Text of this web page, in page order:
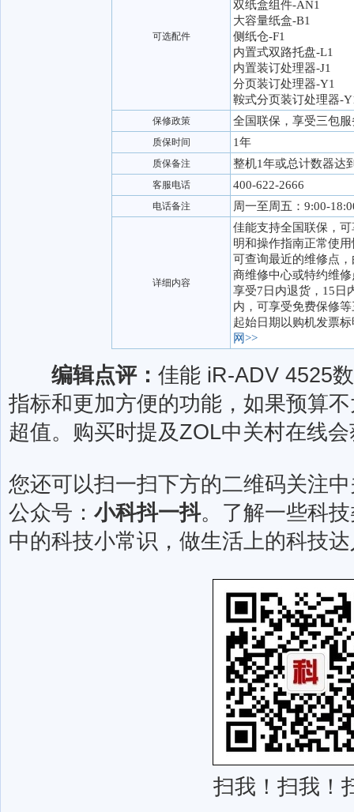
可选配件
双纸盒组件-AN1
大容量纸盒-B1
侧纸仓-F1
内置式双路托盘-L1
内置装订处理器-J1
分页装订处理器-Y1
鞍式分页装订处理器-
保修政策 全国联保，享受三包服
质保时间 1年
质保备注 整机1年或总计数器达
客服电话 400-622-2666
电话备注 周一至周五：9:00-
详细内容
佳能支持全国联保，
明和操作指南正常使
可查询最近的维修点
商维修中心或特约维
享受7日内退货，15日
内，可享受免费保修
起始日期以购机发票
网>>
编辑点评： 佳能 iR-ADV 4525
指标和更加方便的功能，如果预算
超值。购买时提及ZOL中关村在线
您还可以扫一扫下方的二维码关注
公众号： 小科抖一抖。了解一些科
中的科技小常识，做生活上的科技
扫我！扫我！